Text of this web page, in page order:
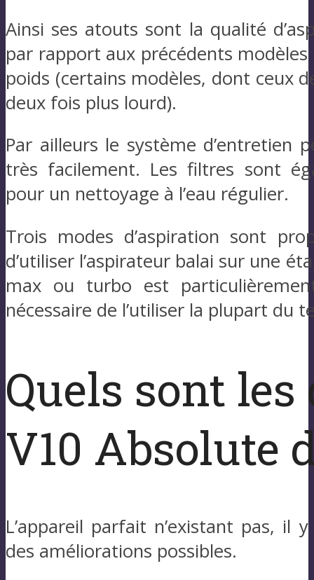
Ainsi ses atouts sont la qualité
par rapport aux précédents
poids (certains modèles, dont ceux
deux fois plus lourd).
Par ailleurs le système d’entretien
très facilement. Les filtres sont
pour un nettoyage à l’eau régulier.
Trois modes d’aspiration sont
d’utiliser l’aspirateur balai sur une
max ou turbo est
nécessaire de l’utiliser la plupart du
Quels sont les
V10 Absolute
L’appareil parfait n’existant pas, il
des améliorations possibles.